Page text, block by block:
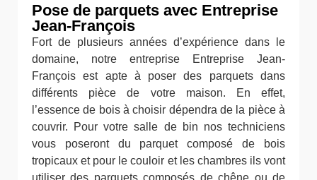
Pose de parquets avec Entreprise
Jean-François
Fort de plusieurs années d’expérience dans le
domaine, notre entreprise Entreprise Jean-
François est apte à poser des parquets dans
différents pièce de votre maison. En effet,
l’essence de bois à choisir dépendra de la pièce à
couvrir. Pour votre salle de bin nos techniciens
vous poseront du parquet composé de bois
tropicaux et pour le couloir et les chambres ils vont
utiliser des parquets composés de chêne ou de